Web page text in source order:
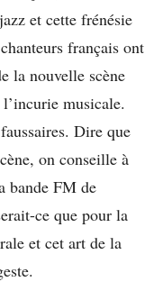
et cette frénésie
français ont
la nouvelle scène
musicale.
Dire que
on conseille à
bande FM de
ce que pour la
et cet art de la